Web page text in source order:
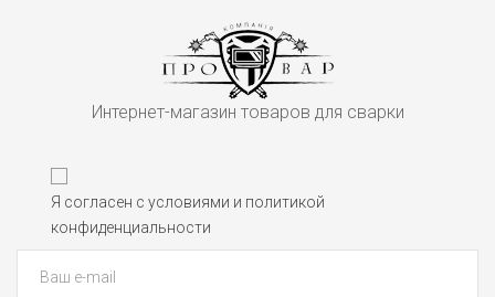
Интернет-магазин товаров для сварки
Я согласен с условиями и политикой
конфиденциальности